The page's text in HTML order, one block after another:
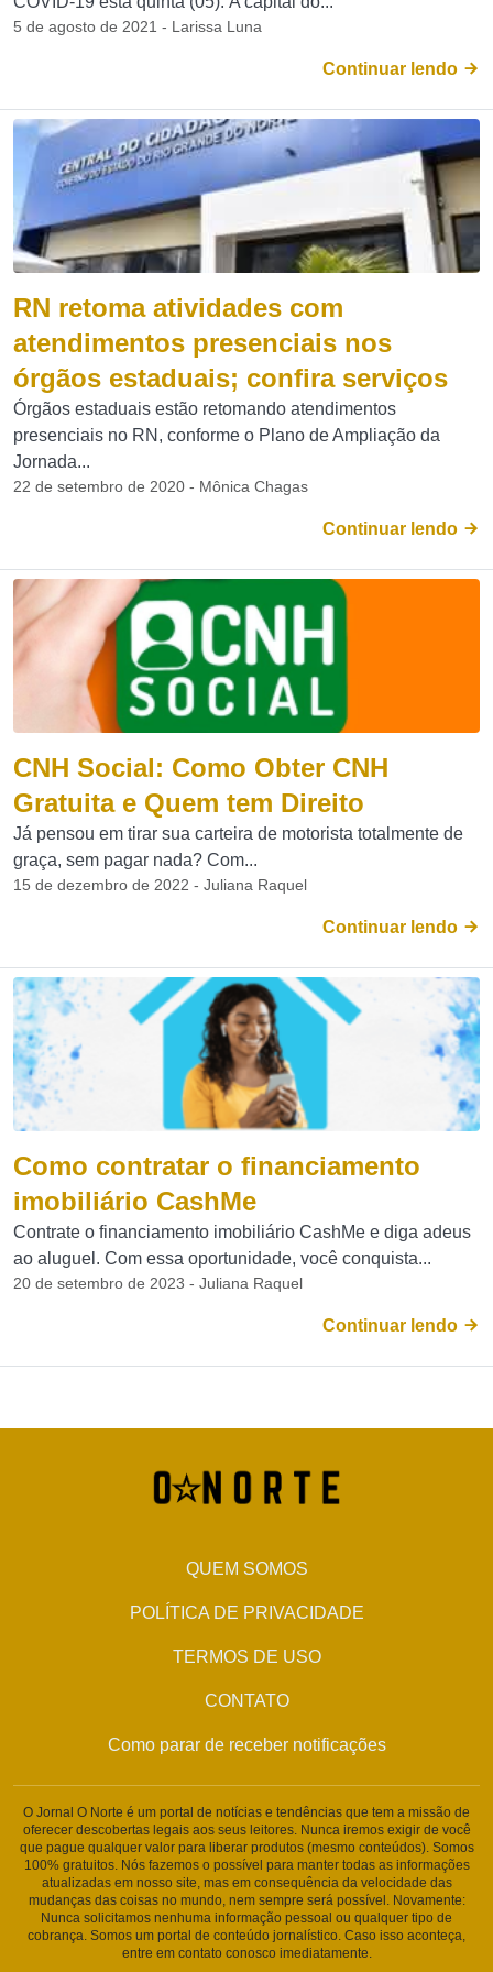
5 de agosto de 2021 - Larissa Luna
Continuar lendo
RN retoma atividades com
atendimentos presenciais nos
órgãos estaduais; confira serviços
Órgãos estaduais estão retomando atendimentos
presenciais no RN, conforme o Plano de Ampliação da
Jornada...
22 de setembro de 2020 - Mônica Chagas
Continuar lendo
CNH Social: Como Obter CNH
Gratuita e Quem tem Direito
Já pensou em tirar sua carteira de motorista totalmente de
graça, sem pagar nada? Com...
15 de dezembro de 2022 - Juliana Raquel
Continuar lendo
Como contratar o financiamento
imobiliário CashMe
Contrate o financiamento imobiliário CashMe e diga adeus
ao aluguel. Com essa oportunidade, você conquista...
20 de setembro de 2023 - Juliana Raquel
Continuar lendo
QUEM SOMOS
POLÍTICA DE PRIVACIDADE
TERMOS DE USO
CONTATO
Como parar de receber notificações
O Jornal O Norte é um portal de notícias e tendências que tem a missão de
oferecer descobertas legais aos seus leitores. Nunca iremos exigir de você
que pague qualquer valor para liberar produtos (mesmo conteúdos). Somos
100% gratuitos. Nós fazemos o possível para manter todas as informações
atualizadas em nosso site, mas em consequência da velocidade das
mudanças das coisas no mundo, nem sempre será possível. Novamente:
Nunca solicitamos nenhuma informação pessoal ou qualquer tipo de
cobrança. Somos um portal de conteúdo jornalístico. Caso isso aconteça,
entre em contato conosco imediatamente.